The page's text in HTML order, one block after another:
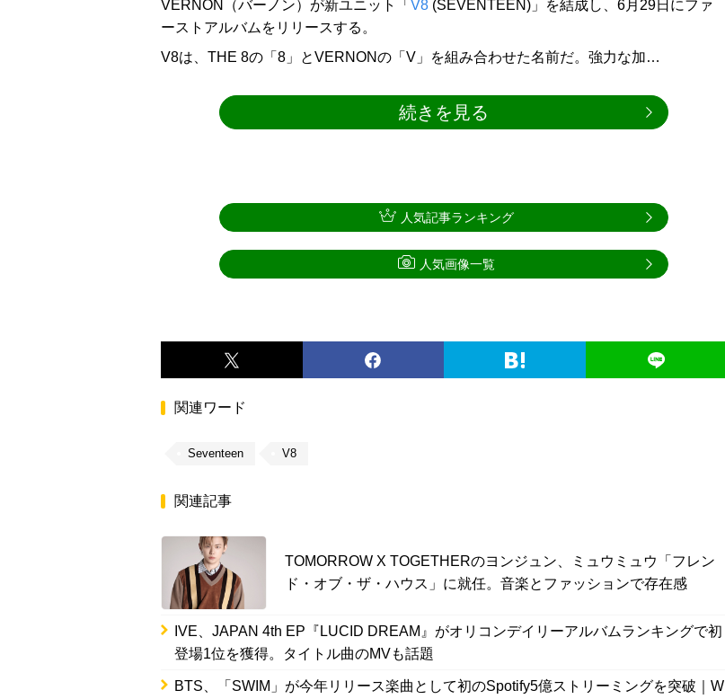
VERNON（バーノン）が新ユニット「 V8 (SEVENTEEN)」を結成し、6月29日にファ
ーストアルバムをリリースする。
V8は、THE 8の「8」とVERNONの「V」を組み合わせた名前だ。強力な加…
続きを見る
関連ワード
Seventeen V8
関連記事
TOMORROW X TOGETHERのヨンジュン、ミュウミュウ「フレン
ド・オブ・ザ・ハウス」に就任。音楽とファッションで存在感
IVE、JAPAN 4th EP『LUCID DREAM』がオリコンデイリーアルバムランキングで初
登場1位を獲得。タイトル曲のMVも話題
BTS、「SWIM」が今年リリース楽曲として初のSpotify5億ストリーミングを突破｜W
人気記事ランキング
人気画像一覧